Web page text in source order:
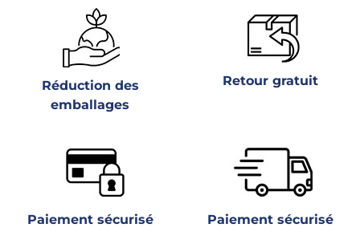
Réduction des
emballages
Retour gratuit
Paiement sécurisé Paiement sécurisé